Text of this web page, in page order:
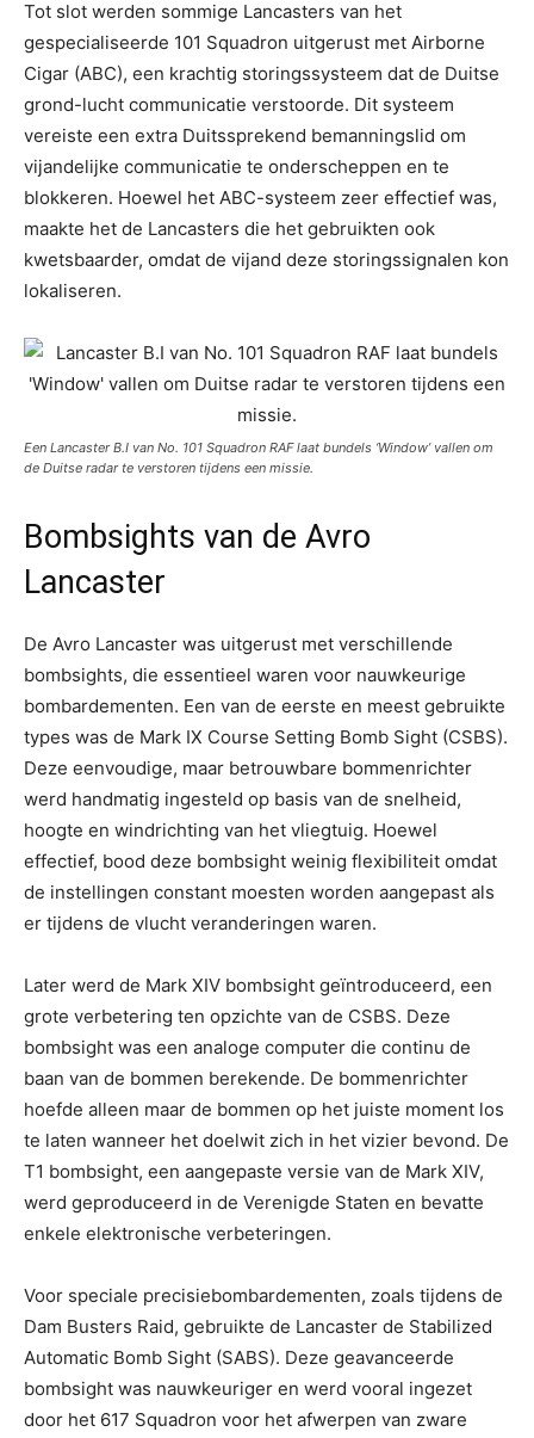
Tot slot werden sommige Lancasters van het
gespecialiseerde 101 Squadron uitgerust met Airborne
Cigar (ABC), een krachtig storingssysteem dat de Duitse
grond-lucht communicatie verstoorde. Dit systeem
vereiste een extra Duitssprekend bemanningslid om
vijandelijke communicatie te onderscheppen en te
blokkeren. Hoewel het ABC-systeem zeer effectief was,
maakte het de Lancasters die het gebruikten ook
kwetsbaarder, omdat de vijand deze storingssignalen kon
lokaliseren.
Een Lancaster B.I van No. 101 Squadron RAF laat bundels ‘Window’ vallen om
de Duitse radar te verstoren tijdens een missie.
Bombsights van de Avro
Lancaster
De Avro Lancaster was uitgerust met verschillende
bombsights, die essentieel waren voor nauwkeurige
bombardementen. Een van de eerste en meest gebruikte
types was de Mark IX Course Setting Bomb Sight (CSBS).
Deze eenvoudige, maar betrouwbare bommenrichter
werd handmatig ingesteld op basis van de snelheid,
hoogte en windrichting van het vliegtuig. Hoewel
effectief, bood deze bombsight weinig flexibiliteit omdat
de instellingen constant moesten worden aangepast als
er tijdens de vlucht veranderingen waren.
Later werd de Mark XIV bombsight geïntroduceerd, een
grote verbetering ten opzichte van de CSBS. Deze
bombsight was een analoge computer die continu de
baan van de bommen berekende. De bommenrichter
hoefde alleen maar de bommen op het juiste moment los
te laten wanneer het doelwit zich in het vizier bevond. De
T1 bombsight, een aangepaste versie van de Mark XIV,
werd geproduceerd in de Verenigde Staten en bevatte
enkele elektronische verbeteringen.
Voor speciale precisiebombardementen, zoals tijdens de
Dam Busters Raid, gebruikte de Lancaster de Stabilized
Automatic Bomb Sight (SABS). Deze geavanceerde
bombsight was nauwkeuriger en werd vooral ingezet
door het 617 Squadron voor het afwerpen van zware